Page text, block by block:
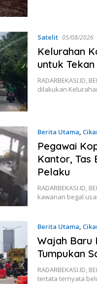
Satelit 05/08/2026
Kelurahan
untuk
RADARBEKASI.ID,
dilakukan
Berita Utama,
Pegawai
Kantor, Tas
Pelaku
RADARBEKASI.ID,
kawanan begal
Berita Utama,
Wajah Baru
Tumpukan
RADARBEKASI.ID,
tertata ternyata